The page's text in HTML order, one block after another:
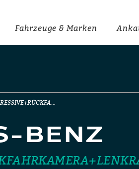
Fahrzeuge & Marken
BENZ